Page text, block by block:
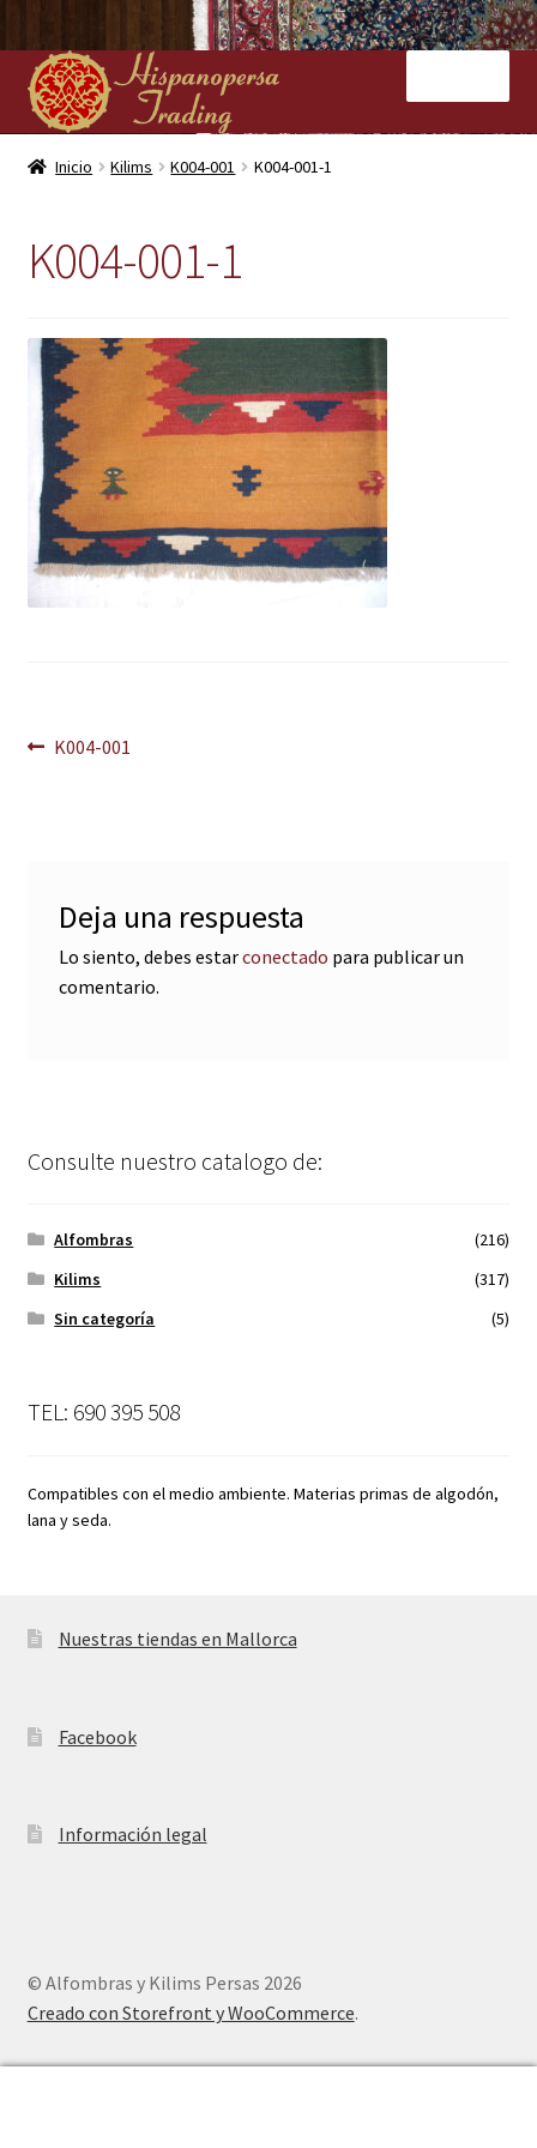
Ir
a
la
navegación
Ir
al
contenido
Inicio
Kilims
Contacto
Inicio Kilims K004-001 K004-001-1
K004-001-1
Navegación
Anterior:
K004-001
Deja una respuesta
Lo siento, debes estarconectado para publicar un
comentario.
Consulte nuestro catalogo de:
Alfombras
(216)
Kilims
(317)
Sin categoría
(5)
TEL: 690 395 508
Compatibles con el medio ambiente. Materias primas de algodón,
lana y seda.
Nuestras tiendas en Mallorca
Facebook
Información legal
© Alfombras y Kilims Persas 2026
Creado con Storefront y WooCommerce.